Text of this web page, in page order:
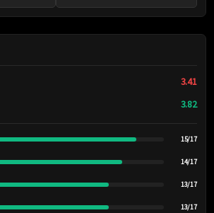
3.41
3.82
15/17
14/17
13/17
13/17